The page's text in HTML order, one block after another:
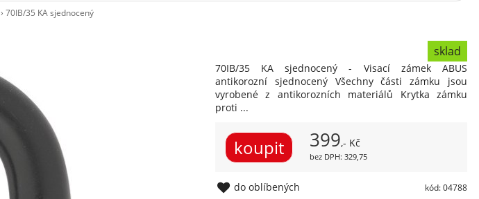
›70IB/35 KA sjednocený
70IB/35 KA sjednocený - Visací zámek ABUS
antikorozní sjednocený Všechny části zámku jsou
vyrobené z antikorozních materiálů Krytka zámku
proti ...
sklad
399,- Kč
bez DPH: 329,75
kód: 04788
do oblíbených